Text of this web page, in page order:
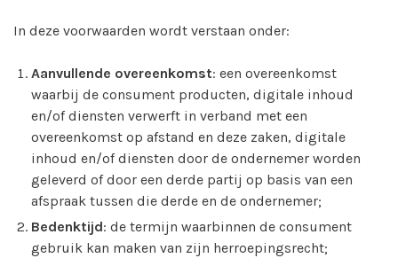
In deze voorwaarden wordt verstaan onder:
Aanvullende overeenkomst: een overeenkomst
waarbij de consument producten, digitale inhoud
en/of diensten verwerft in verband met een
overeenkomst op afstand en deze zaken, digitale
inhoud en/of diensten door de ondernemer worden
geleverd of door een derde partij op basis van een
afspraak tussen die derde en de ondernemer;
Bedenktijd: de termijn waarbinnen de consument
gebruik kan maken van zijn herroepingsrecht;